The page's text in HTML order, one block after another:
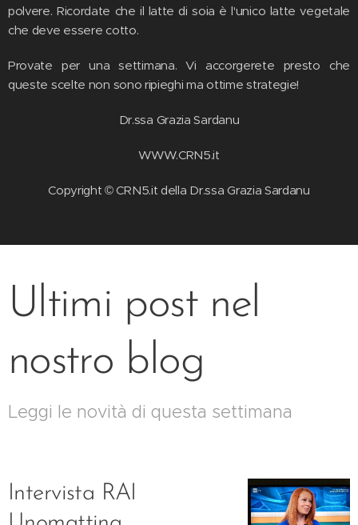
polvere. Ricordate che il latte di soia è l'unico latte vegetale
che deve essere cotto.
Provate per una settimana. Vi accorgerete presto che
queste scelte non sono ripieghi ma ottime strategie!
Dr.ssa Grazia Sardanu
WWW.CRN5.it
Copyright © CRN5.it della Dr.ssa Grazia Sardanu
Ultimi post nel
nostro blog
Leggi le novità di questa settimana
Intervista RAI